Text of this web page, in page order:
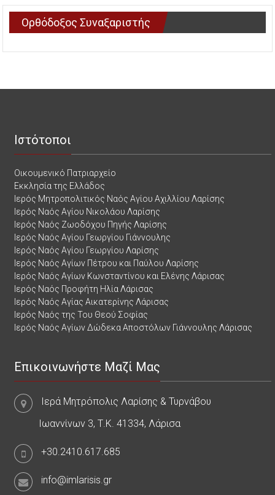
Ορθόδοξος Συναξαριστής
Ιστότοποι
Οικουμενικό Πατριαρχείο
Εκκλησία της Ελλάδος
Ιερός Μητροπολιτικός Ναός Αγίου Αχιλλίου Λαρίσης
Ιερός Ναός Αγίου Νικολάου Λαρίσης
Ιερός Ναός Ζωοδόχου Πηγής Λαρίσης
Ιερός Ναός Αγίου Γεωργίου Γιάννουλης
Ιερός Ναός Αγίου Γεωργίου Λαρίσης
Ιερός Ναός Αγίων Πέτρου και Παύλου Λαρίσης
Ιερός Ναός Αγίων Κωνσταντίνου και Ελένης Λάρισας
Ιερός Ναός Προφήτη Ηλία Λάρισας
Ιερός Ναός Αγίας Αικατερίνης Λάρισας
Ιερός Ναός της Του Θεού Σοφίας
Ιερός Ναός Αγίων Δώδεκα Αποστόλων Γιάννουλης Λάρισας
Επικοινωνήστε Μαζί Μας
Ιερά Μητρόπολις Λαρίσης & Τυρνάβου
Ιωαννίνων 3, Τ.Κ. 41334, Λάρισα
+30.2410.617.685
info@imlarisis.gr